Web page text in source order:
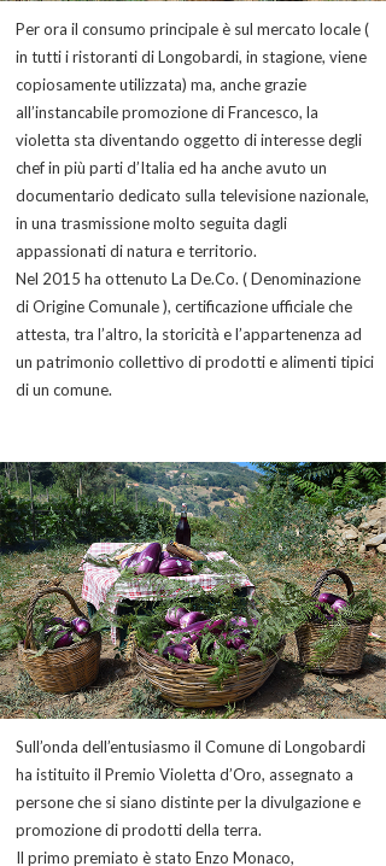
Per ora il consumo principale è sul mercato locale (
in tutti i ristoranti di Longobardi, in stagione, viene
copiosamente utilizzata) ma, anche grazie
all’instancabile promozione di Francesco, la
violetta sta diventando oggetto di interesse degli
chef in più parti d’Italia ed ha anche avuto un
documentario dedicato sulla televisione nazionale,
in una trasmissione molto seguita dagli
appassionati di natura e territorio.
Nel 2015 ha ottenuto La De.Co. ( Denominazione
di Origine Comunale ), certificazione ufficiale che
attesta, tra l’altro, la storicità e l’appartenenza ad
un patrimonio collettivo di prodotti e alimenti tipici
di un comune.
Sull’onda dell’entusiasmo il Comune di Longobardi
ha istituito il Premio Violetta d’Oro, assegnato a
persone che si siano distinte per la divulgazione e
promozione di prodotti della terra.
Il primo premiato è stato Enzo Monaco,